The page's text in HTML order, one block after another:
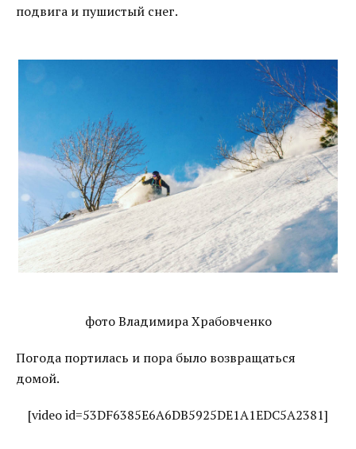
подвига и пушистый снег.
фото Владимира Храбовченко
Погода портилась и пора было возвращаться
домой.
[video id=53DF6385E6A6DB5925DE1A1EDC5A2381]